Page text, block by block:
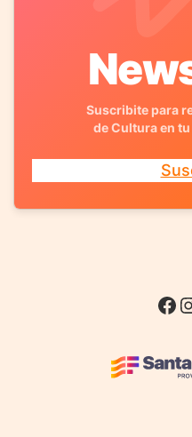
Suscribite para
de Cultura en